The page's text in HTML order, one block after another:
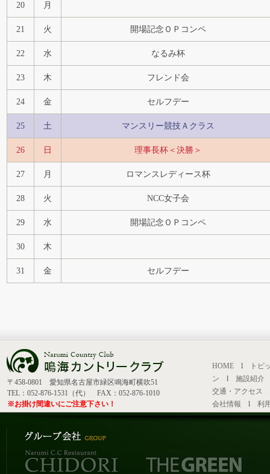
20 月
21 火 開場記念ＯＰコンペ
22 水 なるみ杯
23 木 フレンド会
24 金 セルフデー
25 土 マンスリー競技Ａクラス
26 日 理事長杯＜決勝＞
27 月 ロマンスレディース杯
28 火 NCC女子会
29 水 開場記念ＯＰコンペ
30 木
31 金 セルフデー
〒458-0801 愛知県名古屋市緑区鳴海町横吹51
TEL：052-876-1531（代） FAX：052-876-1010
※お掛け間違いにご注意下さい！
HOME l
トピ
ン l 施設紹介
交通・アクセス
会社情報 l 利